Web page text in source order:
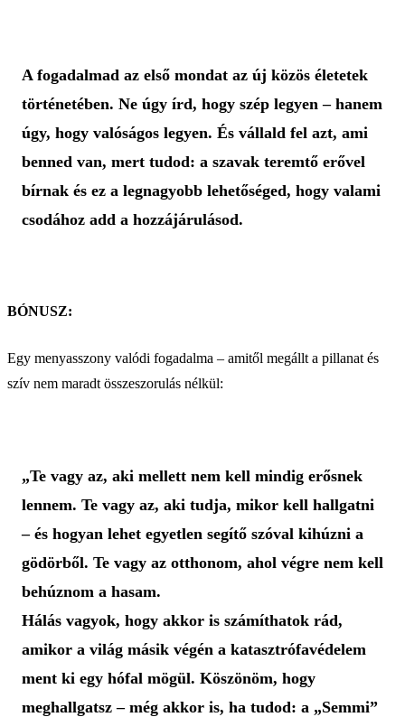
A fogadalmad az első mondat az új közös életetek
történetében. Ne úgy írd, hogy szép legyen – hanem
úgy, hogy valóságos legyen. És vállald fel azt, ami
benned van, mert tudod: a szavak teremtő erővel
bírnak és ez a legnagyobb lehetőséged, hogy valami
csodához add a hozzájárulásod.
BÓNUSZ:
Egy menyasszony valódi fogadalma – amitől megállt a pillanat és
szív nem maradt összeszorulás nélkül:
„Te vagy az, aki mellett nem kell mindig erősnek
lennem. Te vagy az, aki tudja, mikor kell hallgatni
– és hogyan lehet egyetlen segítő szóval kihúzni a
gödörből. Te vagy az otthonom, ahol végre nem kell
behúznom a hasam.
Hálás vagyok, hogy akkor is számíthatok rád,
amikor a világ másik végén a katasztrófavédelem
ment ki egy hófal mögül. Köszönöm, hogy
meghallgatsz – még akkor is, ha tudod: a „Semmi”